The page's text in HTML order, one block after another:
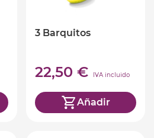
3 Barquitos
22,50 € IVA incluido
Añadir